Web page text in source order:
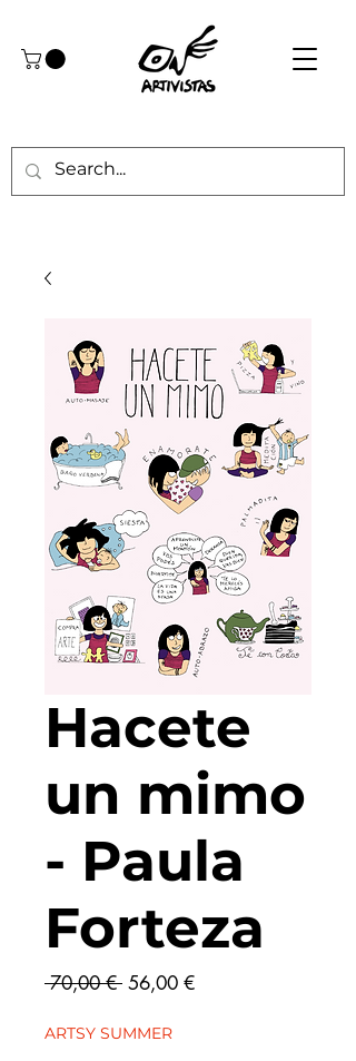
Hacete
un mimo
- Paula
Forteza
70,00 € Prix
56,00 €Prix
ARTSY SUMMER